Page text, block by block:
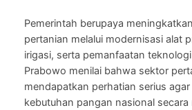
Pemerintah berupaya
pertanian melalui modernisasi alat
irigasi, serta pemanfaatan
Prabowo menilai bahwa sektor
mendapatkan perhatian serius
kebutuhan pangan nasional secara